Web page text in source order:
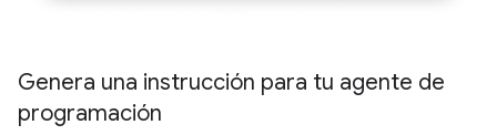
Genera una instrucción para tu agente de
programación